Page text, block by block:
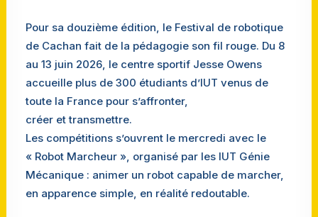
Pour sa douzième édition, le Festival de robotique
de Cachan fait de la pédagogie son fil rouge. Du 8
au 13 juin 2026, le centre sportif Jesse Owens
accueille plus de 300 étudiants d’IUT venus de
toute la France pour s’affronter,
créer et transmettre.
Les compétitions s’ouvrent le mercredi avec le
« Robot Marcheur », organisé par les IUT Génie
Mécanique : animer un robot capable de marcher,
en apparence simple, en réalité redoutable.